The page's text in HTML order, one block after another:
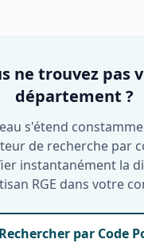
ne trouvez pas
département ?
s'étend
de recherche par
instantanément la
RGE dans votre
Rechercher par Code